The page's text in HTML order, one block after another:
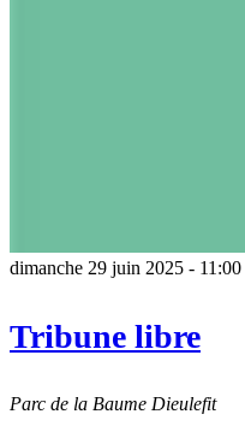
dimanche 29 juin 2025 - 11:00
Tribune libre
Parc de la Baume Dieulefit